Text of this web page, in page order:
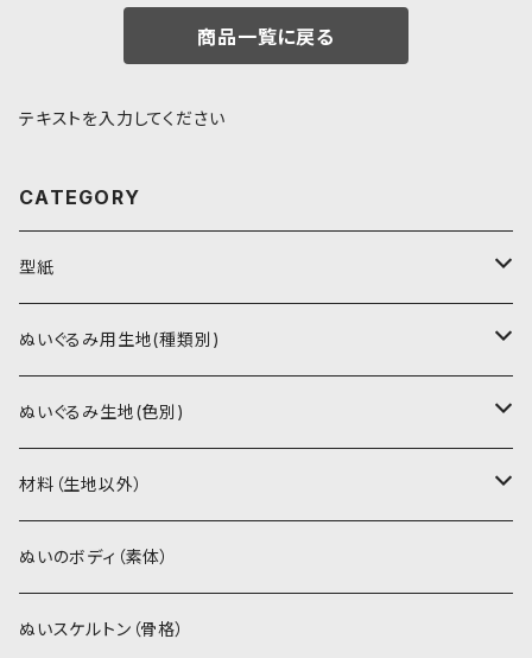
商品一覧に戻る
テキストを入力してください
CATEGORY
型紙
書籍（紙の本）
PDFデータ（ダウンロード）
ぬいぐるみ用生地(種類別)
ソフトボア（短毛）
ソフトボア（5mm）
ぬいトリコット
スキンカラー生地
ぬいぐるみ生地(色別)
ソフトボア
スキンカラー系
白系
ぬいトリコット
スキンカラー系
材料（生地以外）
アイロン接着シート
ステッチカラー
ぬいのボディ（素体）
ぬいスケルトン（骨格）